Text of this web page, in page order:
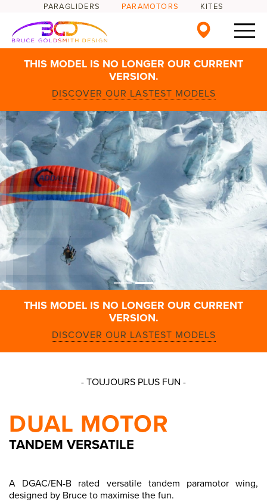
PARAGLIDERS PARAMOTORS KITES
THIS MODEL IS NO LONGER OUR CURRENT
VERSION.
DISCOVER OUR LASTEST MODELS
THIS MODEL IS NO LONGER OUR CURRENT
VERSION.
DISCOVER OUR LASTEST MODELS
- TOUJOURS PLUS FUN -
DUAL MOTOR
TANDEM VERSATILE
A DGAC/EN-B rated versatile tandem paramotor wing,
designed by Bruce to maximise the fun.